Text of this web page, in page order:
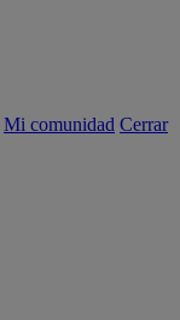
Mi comunidad Cerrar